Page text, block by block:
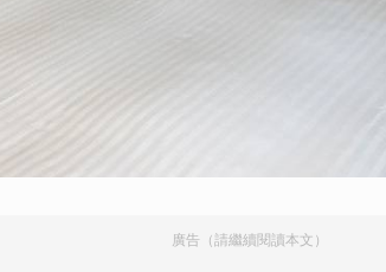
廣告（請繼續閱讀本文）